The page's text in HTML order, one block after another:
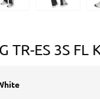
TR-ES 3S FL